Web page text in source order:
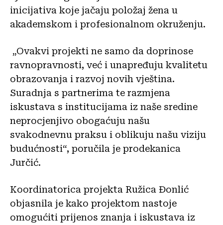
inicijativa koje jačaju položaj žena u
akademskom i profesionalnom okruženju.
„Ovakvi projekti ne samo da doprinose
ravnopravnosti, već i unapređuju kvalitetu
obrazovanja i razvoj novih vještina.
Suradnja s partnerima te razmjena
iskustava s institucijama iz naše sredine
neprocjenjivo obogaćuju našu
svakodnevnu praksu i oblikuju našu viziju
budućnosti“, poručila je prodekanica
Jurčić.
Koordinatorica projekta Ružica Đonlić
objasnila je kako projektom nastoje
omogućiti prijenos znanja i iskustava iz